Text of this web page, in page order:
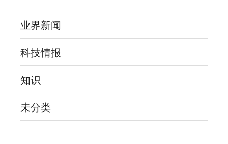
业界新闻
科技情报
知识
未分类